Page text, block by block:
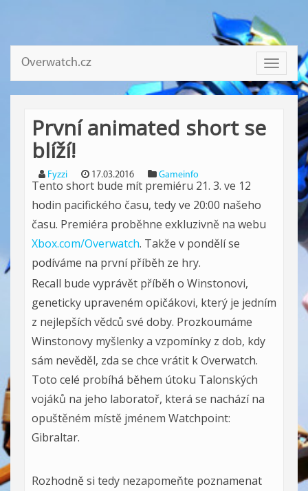
Toggle
Overwatch.cz
První animated short se
blíží!
Fyzzi 17.03.2016 Gameinfo
Tento short bude mít premiéru 21. 3. ve 12
hodin pacifického času, tedy ve 20:00 našeho
času. Premiéra proběhne exkluzivně na webu
Xbox.com/Overwatch. Takže v pondělí se
podíváme na první příběh ze hry.
Recall bude vyprávět příběh o Winstonovi,
geneticky upraveném opičákovi, který je jedním
z nejlepších vědců své doby. Prozkoumáme
Winstonovy myšlenky a vzpomínky z dob, kdy
sám nevěděl, zda se chce vrátit k Overwatch.
Toto celé probíhá během útoku Talonských
vojáků na jeho laboratoř, která se nachází na
opuštěném místě jménem Watchpoint:
Gibraltar.
Rozhodně si tedy nezapomeňte poznamenat